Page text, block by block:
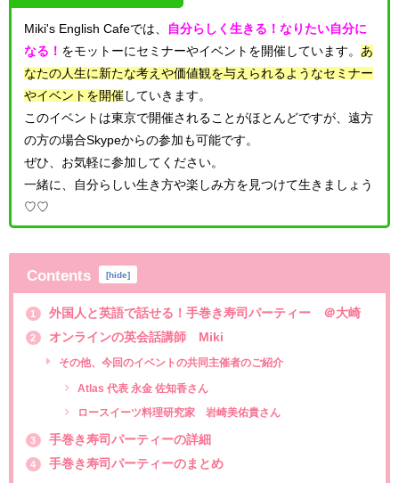
Miki's English Cafeでは、
自分らしく生きる！なりたい自分に
なる！ をモットーにセミナーやイベントを開催しています。 あ
なたの人生に新たな考えや価値観を与えられるようなセミナー
やイベントを開催 していきます。
このイベントは東京で開催されることがほとんどですが、遠方
の方の場合Skypeからの参加も可能です。
ぜひ、お気軽に参加してください。
一緒に、自分らしい生き方や楽しみ方を見つけて生きましょう
♡♡
Contents [hide]
1 外国人と英語で話せる！手巻き寿司パーティー ＠大崎
2 オンラインの英会話講師 Miki
その他、今回のイベントの共同主催者のご紹介
Atlas 代表 永金 佐知香さん
ロースイーツ料理研究家 岩崎美佑貴さん
3 手巻き寿司パーティーの詳細
4 手巻き寿司パーティーのまとめ